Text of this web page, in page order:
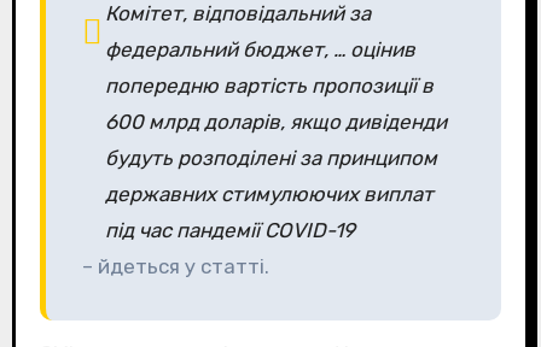
Комітет, відповідальний за
федеральний бюджет, … оцінив
попередню вартість пропозиції в
600 млрд доларів, якщо дивіденди
будуть розподілені за принципом
державних стимулюючих виплат
під час пандемії COVID-19
– йдеться у статті.